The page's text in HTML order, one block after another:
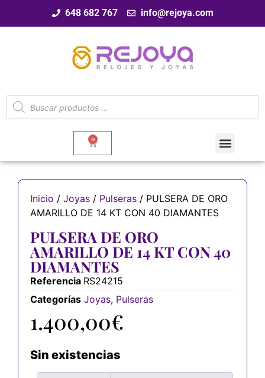
648 682 767 info@rejoya.com
0
Inicio / Joyas / Pulseras / PULSERA DE ORO
AMARILLO DE 14 KT CON 40 DIAMANTES
PULSERA DE ORO
AMARILLO DE 14 KT CON 40
DIAMANTES
Referencia RS24215
Categorías Joyas, Pulseras
1.400,00€
Sin existencias